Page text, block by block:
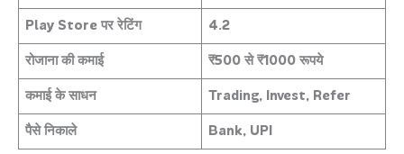
Play Store पर रेटिंग 4.2
रोजाना की कमाई ₹500 से ₹1000 रूपये
कमाई के साधन Trading, Invest, Refer
पैसे निकाले Bank, UPI